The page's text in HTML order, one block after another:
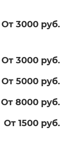
От 3000 руб.
От 3000 руб.
От 5000 руб.
От 8000 руб.
От 1500 руб.